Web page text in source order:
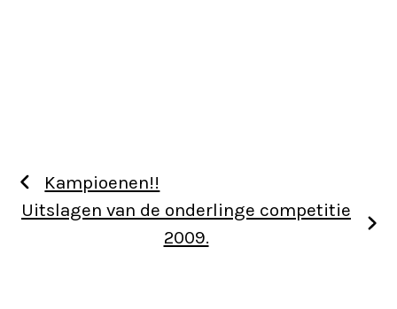
Kampioenen!!
Uitslagen van de onderlinge competitie
2009.